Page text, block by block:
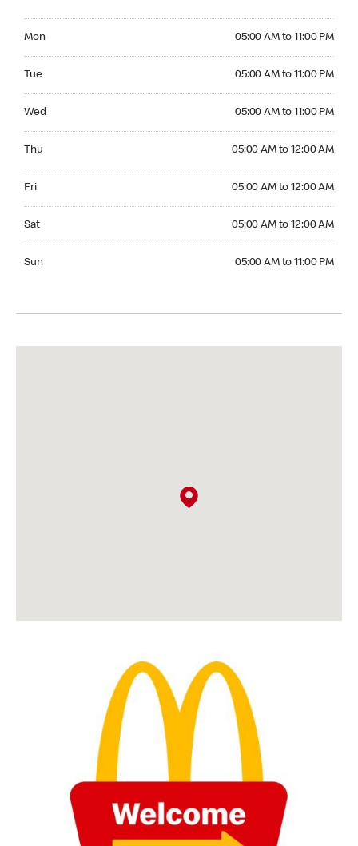
Mon 05:00 AM to 11:00 PM
Tue 05:00 AM to 11:00 PM
Wed 05:00 AM to 11:00 PM
Thu 05:00 AM to 12:00 AM
Fri 05:00 AM to 12:00 AM
Sat 05:00 AM to 12:00 AM
Sun 05:00 AM to 11:00 PM